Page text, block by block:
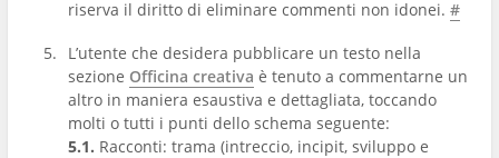
riserva il diritto di eliminare commenti non idonei. #
L’utente che desidera pubblicare un testo nella
sezione Officina creativa è tenuto a commentarne un
altro in maniera esaustiva e dettagliata, toccando
molti o tutti i punti dello schema seguente:
5.1. Racconti: trama (intreccio, incipit, sviluppo e